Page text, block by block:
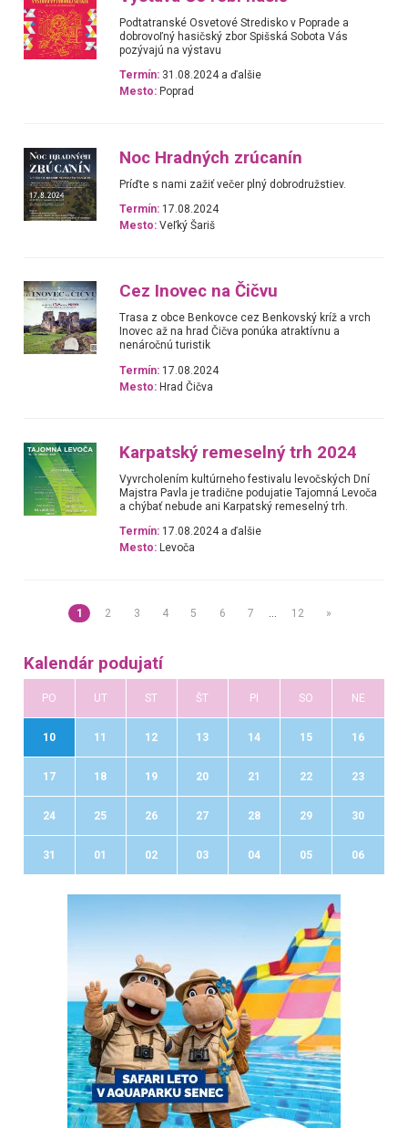
Podtatranské Osvetové Stredisko v Poprade a
dobrovoľný hasičský zbor Spišská Sobota Vás
pozývajú na výstavu
Termín: 31.08.2024 a ďalšie
Mesto: Poprad
Noc Hradných zrúcanín
Príďte s nami zažiť večer plný dobrodružstiev.
Termín: 17.08.2024
Mesto: Veľký Šariš
Cez Inovec na Čičvu
Trasa z obce Benkovce cez Benkovský kríž a vrch
Inovec až na hrad Čičva ponúka atraktívnu a
nenáročnú turistik
Termín: 17.08.2024
Mesto: Hrad Čičva
Karpatský remeselný trh 2024
Vyvrcholením kultúrneho festivalu levočských Dní
Majstra Pavla je tradične podujatie Tajomná Levoča
a chýbať nebude ani Karpatský remeselný trh.
Termín: 17.08.2024 a ďalšie
Mesto: Levoča
1 2 3 4 5 6 7 12 »
Kalendár podujatí
PO UT ST ŠT PI SO NE
10 11 12 13 14 15 16
17 18 19 20 21 22 23
24 25 26 27 28 29 30
31 01 02 03 04 05 06